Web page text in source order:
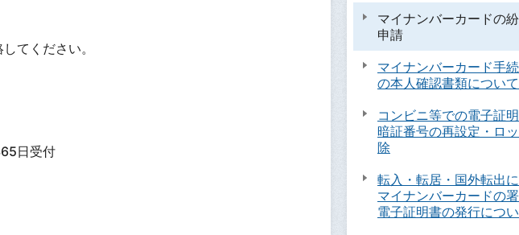
てください。
日受付
マイナンバーカードの
申請
マイナンバーカード手
の本人確認書類について
コンビニ等での電子証
暗証番号の再設定・ロ
除
転入・転居・国外転出
マイナンバーカードの
電子証明書の発行につ